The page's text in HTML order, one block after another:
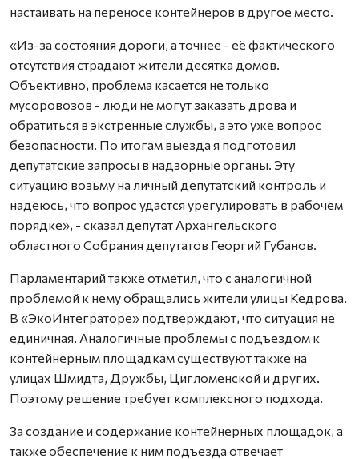
настаивать на переносе контейнеров в другое место.
«Из-за состояния дороги, а точнее - её фактического
отсутствия страдают жители десятка домов.
Объективно, проблема касается не только
мусоровозов - люди не могут заказать дрова и
обратиться в экстренные службы, а это уже вопрос
безопасности. По итогам выезда я подготовил
депутатские запросы в надзорные органы. Эту
ситуацию возьму на личный депутатский контроль и
надеюсь, что вопрос удастся урегулировать в рабочем
порядке», - сказал депутат Архангельского
областного Собрания депутатов Георгий Губанов.
Парламентарий также отметил, что с аналогичной
проблемой к нему обращались жители улицы Кедрова.
В «ЭкоИнтеграторе» подтверждают, что ситуация не
единичная. Аналогичные проблемы с подъездом к
контейнерным площадкам существуют также на
улицах Шмидта, Дружбы, Цигломенской и других.
Поэтому решение требует комплексного подхода.
За создание и содержание контейнерных площадок, а
также обеспечение к ним подъезда отвечает